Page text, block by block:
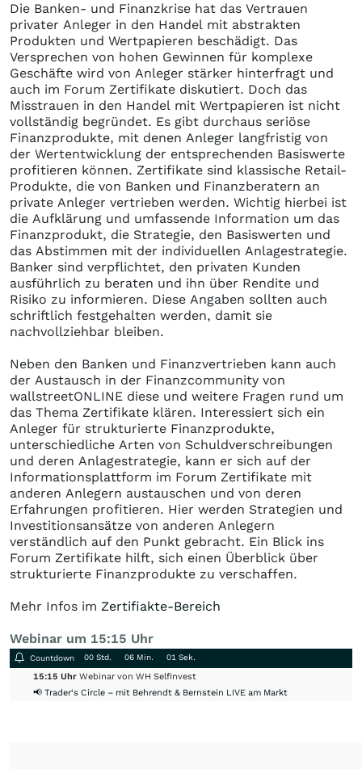
Die Banken- und Finanzkrise hat das Vertrauen
privater Anleger in den Handel mit abstrakten
Produkten und Wertpapieren beschädigt. Das
Versprechen von hohen Gewinnen für komplexe
Geschäfte wird von Anleger stärker hinterfragt und
auch im Forum Zertifikate diskutiert. Doch das
Misstrauen in den Handel mit Wertpapieren ist nicht
vollständig begründet. Es gibt durchaus seriöse
Finanzprodukte, mit denen Anleger langfristig von
der Wertentwicklung der entsprechenden Basiswerte
profitieren können. Zertifikate sind klassische Retail-
Produkte, die von Banken und Finanzberatern an
private Anleger vertrieben werden. Wichtig hierbei ist
die Aufklärung und umfassende Information um das
Finanzprodukt, die Strategie, den Basiswerten und
das Abstimmen mit der individuellen Anlagestrategie.
Banker sind verpflichtet, den privaten Kunden
ausführlich zu beraten und ihn über Rendite und
Risiko zu informieren. Diese Angaben sollten auch
schriftlich festgehalten werden, damit sie
nachvollziehbar bleiben.
Neben den Banken und Finanzvertrieben kann auch
der Austausch in der Finanzcommunity von
wallstreetONLINE diese und weitere Fragen rund um
das Thema Zertifikate klären. Interessiert sich ein
Anleger für strukturierte Finanzprodukte,
unterschiedliche Arten von Schuldverschreibungen
und deren Anlagestrategie, kann er sich auf der
Informationsplattform im Forum Zertifikate mit
anderen Anlegern austauschen und von deren
Erfahrungen profitieren. Hier werden Strategien und
Investitionsansätze von anderen Anlegern
verständlich auf den Punkt gebracht. Ein Blick ins
Forum Zertifikate hilft, sich einen Überblick über
strukturierte Finanzprodukte zu verschaffen.
Mehr Infos im Zertifiakte-Bereich
Webinar um 15:15 Uhr
Countdown 00 Std. 06 Min. 00 Sek.
15:15 Uhr Webinar von WH SelfInvest
📢 Trader‘s Circle – mit Behrendt & Bernstein LIVE am Markt